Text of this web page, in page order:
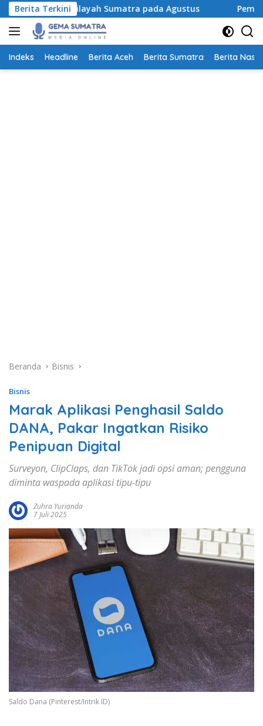
Langsung
ke
konten
Berita Terkini
Wilayah Sumatra pada Agustus Pemutihan Denda
Indeks Headline Berita Aceh Berita Sumatra Berita
Beranda Bisnis
Bisnis
Marak Aplikasi Penghasil Saldo
DANA, Pakar Ingatkan Risiko
Penipuan Digital
Surveyon, ClipClaps, dan TikTok jadi opsi aman; pengguna
diminta waspada aplikasi tipu-tipu
Zuhra Yurianda
7 Juli 2025
Saldo Dana (Pinterest/Intrik ID)